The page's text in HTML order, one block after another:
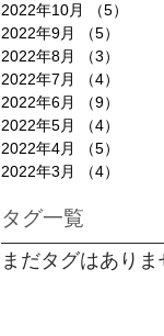
2022年10月
（5）
2022年9月
（5）
2022年8月
（3）
2022年7月
（4）
2022年6月
（9）
2022年5月
（4）
2022年4月
（5）
2022年3月
（4）
タグ一覧
まだタグはありま